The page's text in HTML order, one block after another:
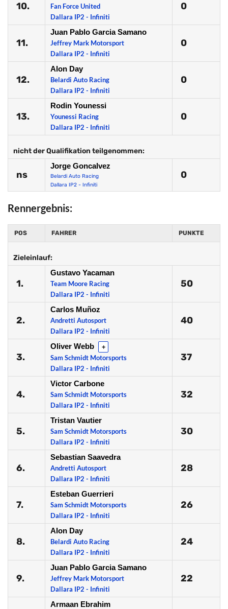
10.
Fan Force United
Dallara IP2 - Infiniti
0
11.
Juan Pablo Garcia Samano
Jeffrey Mark Motorsport
Dallara IP2 - Infiniti
0
12.
Alon Day
Belardi Auto Racing
Dallara IP2 - Infiniti
0
13.
Rodin Younessi
Younessi Racing
Dallara IP2 - Infiniti
0
nicht der Qualifikation teilgenommen:
ns
Jorge Goncalvez
Belardi Auto Racing
Dallara IP2 - Infiniti
0
Rennergebnis:
POS FAHRER PUNKTE
Zieleinlauf:
1.
Gustavo Yacaman
Team Moore Racing
Dallara IP2 - Infiniti
50
2.
Carlos Muñoz
Andretti Autosport
Dallara IP2 - Infiniti
40
3.
Oliver Webb +
Sam Schmidt Motorsports
Dallara IP2 - Infiniti
37
4.
Victor Carbone
Sam Schmidt Motorsports
Dallara IP2 - Infiniti
32
5.
Tristan Vautier
Sam Schmidt Motorsports
Dallara IP2 - Infiniti
30
6.
Sebastian Saavedra
Andretti Autosport
Dallara IP2 - Infiniti
28
7.
Esteban Guerrieri
Sam Schmidt Motorsports
Dallara IP2 - Infiniti
26
8.
Alon Day
Belardi Auto Racing
Dallara IP2 - Infiniti
24
9.
Juan Pablo Garcia Samano
Jeffrey Mark Motorsport
Dallara IP2 - Infiniti
22
Armaan Ebrahim